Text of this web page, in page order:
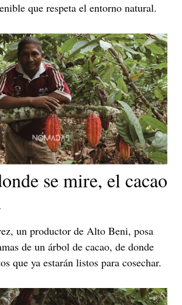
que respeta el entorno natural.
se mire, el cacao
un productor de Alto Beni, posa
de un árbol de cacao, de donde
que ya estarán listos para cosechar.